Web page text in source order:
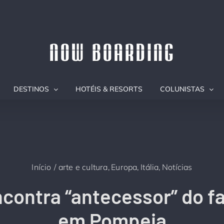
DESTINOS HOTÉIS & RESORTS COLUNISTAS
Início arte e cultura Europa Itália Notícias
“antecessor” do